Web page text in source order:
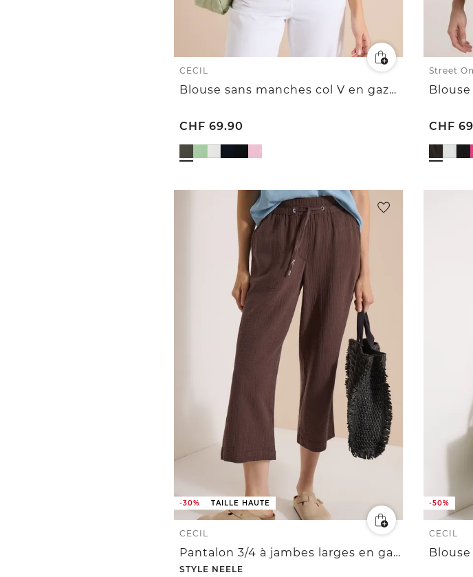
CECIL
Blouse sans manches col V en gaze de coton
CHF 69.90
Street
CHF
-30% TAILLE HAUTE
CECIL
Pantalon 3/4 à jambes larges en gaze de coton
STYLE NEELE
-50%
CECIL